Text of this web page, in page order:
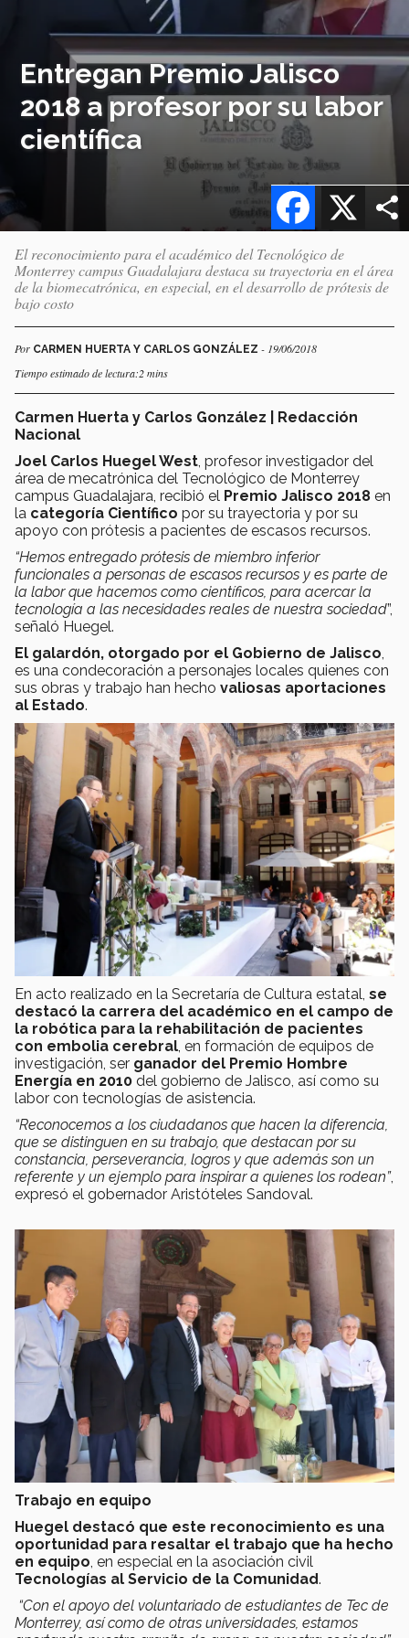
Entregan Premio Jalisco
2018 a profesor por su labor
científica
X
Facebook
El reconocimiento para el académico del Tecnológico de
Monterrey campus Guadalajara destaca su trayectoria en el área
de la biomecatrónica, en especial, en el desarrollo de prótesis de
bajo costo
Por CARMEN HUERTA Y CARLOS GONZÁLEZ - 19/06/2018
Tiempo estimado de lectura:2 mins
Carmen Huerta y Carlos González | Redacción
Nacional
Joel Carlos Huegel West , profesor investigador del
área de mecatrónica del Tecnológico de Monterrey
campus Guadalajara, recibió el Premio Jalisco 2018 en
la categoría Científico por su trayectoria y por su
apoyo con prótesis a pacientes de escasos recursos.
“Hemos entregado prótesis de miembro inferior
funcionales a personas de escasos recursos y es parte de
la labor que hacemos como científicos, para acercar la
tecnología a las necesidades reales de nuestra sociedad”,
señaló Huegel.
El galardón, otorgado por el Gobierno de Jalisco
es una condecoración a personajes locales quienes con
sus obras y trabajo han hecho valiosas aportaciones
al Estado.
En acto realizado en la Secretaría de Cultura estatal, se
destacó la carrera del académico en el campo de
la robótica para la rehabilitación de pacientes
con embolia cerebral, en formación de equipos de
investigación, ser ganador del Premio Hombre
Energía en 2010 del gobierno de Jalisco, así como su
labor con tecnologías de asistencia.
“Reconocemos a los ciudadanos que hacen la diferencia,
que se distinguen en su trabajo, que destacan por su
constancia, perseverancia, logros y que además son un
referente y un ejemplo para inspirar a quienes los rodean”,
expresó el gobernador Aristóteles Sandoval.
Trabajo en equipo
Huegel destacó que este reconocimiento es una
oportunidad para resaltar el trabajo que ha hecho
en equipo, en especial en la asociación civil
Tecnologías al Servicio de la Comunidad.
“Con el apoyo del voluntariado de estudiantes de Tec de
Monterrey, así como de otras universidades, estamos